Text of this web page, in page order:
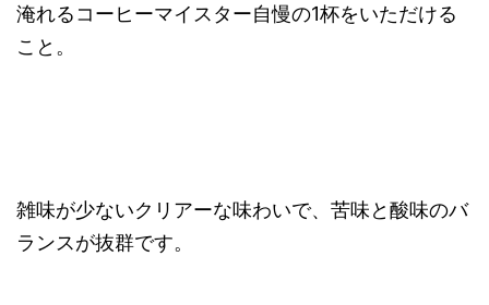
淹れるコーヒーマイスター自慢の1杯をいただける
こと。
雑味が少ないクリアーな味わいで、苦味と酸味のバ
ランスが抜群です。